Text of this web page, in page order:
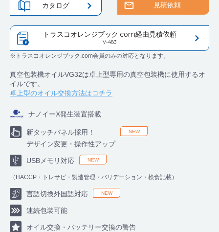
カタログ 見積依頼
トラスコオレンジブック.com経由見積依頼
V-483
※トラスコオレンジブック.com会員のみの対応となります。
真空包装機オイルVG32は卓上型専用の真空包装機に使用するオ
イルです。
卓上型のオイル交換方法はコチラ
ナノイーX発生装置搭載
新タッチパネル採用！
デザイン変更・操作性アップ
USBメモリ対応
（HACCP・トレサビ・製造管理・バリデーション・検食記載）
言語切換外国語対応
連続包装可能
オイル交換・バッテリー交換の警告